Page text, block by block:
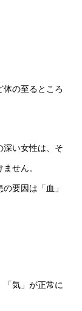
の至るところ
深い女性は、そ
せん。
要因は「血」
「気」が正常に